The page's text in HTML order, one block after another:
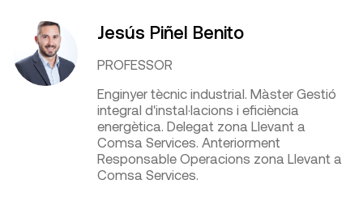
Jesús Piñel Benito
PROFESSOR
Enginyer tècnic industrial. Màster Gestió
integral d'instal·lacions i eficiència
energètica. Delegat zona Llevant a
Comsa Services. Anteriorment
Responsable Operacions zona Llevant a
Comsa Services.